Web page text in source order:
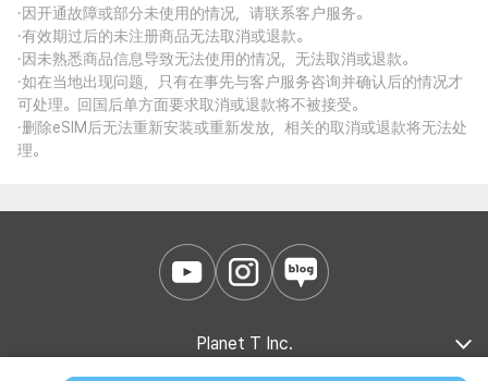
·因开通故障或部分未使用的情况，请联系客户服务。
·有效期过后的未注册商品无法取消或退款。
·因未熟悉商品信息导致无法使用的情况，无法取消或退款。
·如在当地出现问题，只有在事先与客户服务咨询并确认后的情况才
可处理。回国后单方面要求取消或退款将不被接受。
·删除eSIM后无法重新安装或重新发放，相关的取消或退款将无法处
理。
Planet T Inc.